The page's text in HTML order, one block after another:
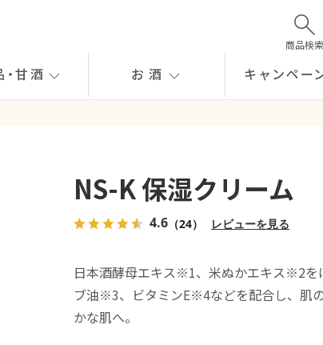
商品検索
・甘酒 お酒 キャンペー
NS-K 保湿クリーム
4.6 （24） レビューを見る
日本酒酵母エキス※1、米ぬかエキス※2を
ブ油※3、ビタミンE※4などを配合し、肌
かな肌へ。